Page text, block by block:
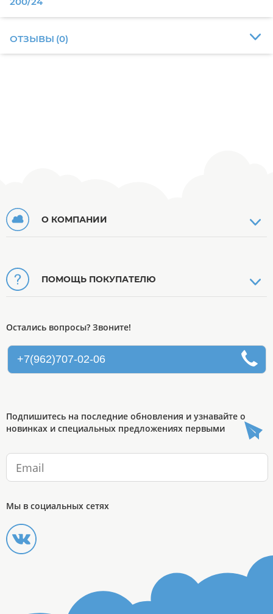
ОТЗЫВЫ (0)
О КОМПАНИИ
ПОМОЩЬ ПОКУПАТЕЛЮ
Остались вопросы? Звоните!
+7(962)707-02-06
Подпишитесь на последние обновления и узнавайте о
новинках и специальных предложениях первыми
Мы в социальных сетях